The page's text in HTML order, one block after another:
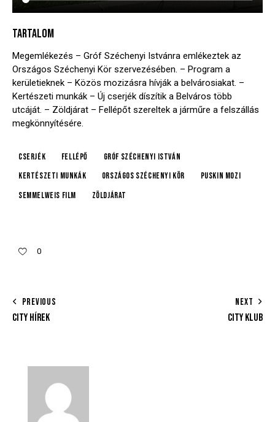
TARTALOM
Megemlékezés – Gróf Széchenyi Istvánra emlékeztek az
Országos Széchenyi Kör szervezésében. – Program a
kerületieknek – Közös mozizásra hívják a belvárosiakat. –
Kertészeti munkák – Új cserjék díszítik a Belváros több
utcáját. – Zöldjárat – Fellépőt szereltek a járműre a felszállás
megkönnyítésére.
cserjék fellépő
gróf Széchenyi István
kertészeti munkák
Országos Széchenyi Kör
Puskin mozi
Semmelweis film
Zöldjárat
0
PREVIOUS
CITY HÍREK
NEXT
CITY KLUB